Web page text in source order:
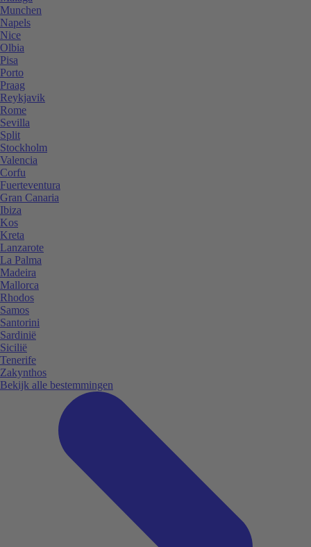
Munchen
Napels
Nice
Olbia
Pisa
Porto
Praag
Reykjavik
Rome
Sevilla
Split
Stockholm
Valencia
Corfu
Fuerteventura
Gran Canaria
Ibiza
Kos
Kreta
Lanzarote
La Palma
Madeira
Mallorca
Rhodos
Samos
Santorini
Sardinië
Sicilië
Tenerife
Zakynthos
Bekijk alle bestemmingen